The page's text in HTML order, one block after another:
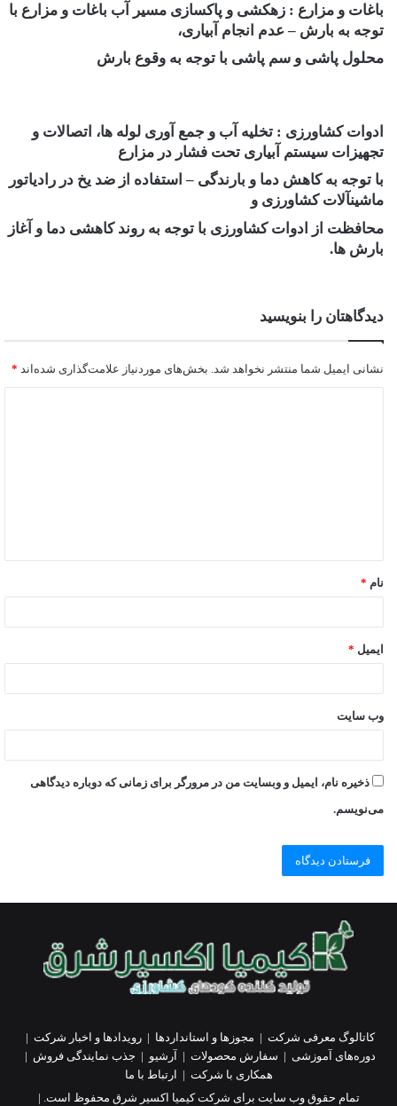
باغات و مزارع : زهکشی و پاکسازی مسیر آب باغات و مزارع با
توجه به بارش – عدم انجام آبیاری،
محلول پاشی و سم پاشی با توجه به وقوع بارش
ادوات کشاورزی : تخلیه آب و جمع‏ آوری لوله ها، اتصالات و
تجهیزات سیستم آبیاری تحت فشار در مزارع
با توجه به کاهش دما و بارندگی – استفاده از ضد یخ در رادیاتور
ماشین‏آلات کشاورزی و
محافظت از ادوات کشاورزی با توجه به روند کاهشی دما و آغاز
بارش‏ ها.
دیدگاهتان را بنویسید
نشانی ایمیل شما منتشر نخواهد شد. بخش‌های موردنیاز علامت‌گذاری شده‌اند *
نام *
ایمیل *
وب‌ سایت
ذخیره نام، ایمیل و وبسایت من در مرورگر برای زمانی که دوباره دیدگاهی
می‌نویسم.
کاتالوگ معرفی شرکت | مجوزها و استانداردها |رویدادها و اخبار شرکت |
دوره‌های آموزشی | سفارش محصولات | آرشیو | جذب نمایندگی فروش |
همکاری با شرکت |
ارتباط با ما
تمام حقوق وب سایت برای شرکت کیمیا اکسیر شرق محفوظ است. |